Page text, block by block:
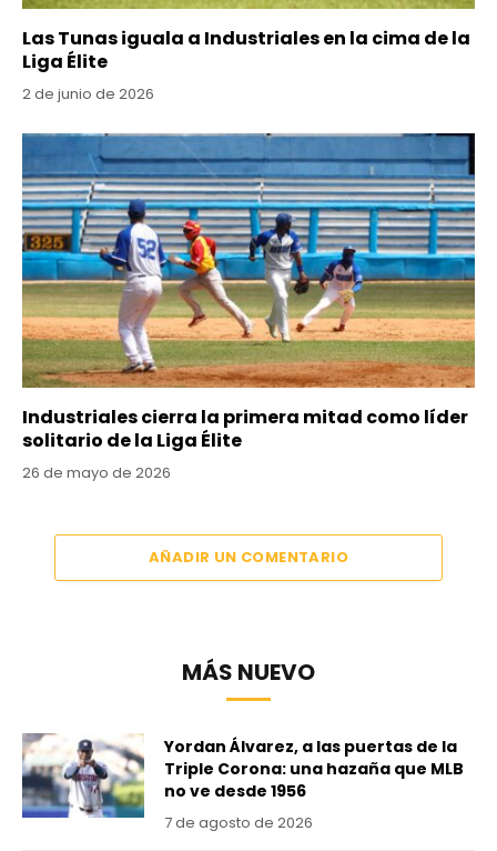
Las Tunas iguala a Industriales en la cima de la
Liga Élite
2 de junio de 2026
Industriales cierra la primera mitad como líder
solitario de la Liga Élite
26 de mayo de 2026
AÑADIR UN COMENTARIO
MÁS NUEVO
Yordan Álvarez, a las puertas de la
Triple Corona: una hazaña que MLB
no ve desde 1956
7 de agosto de 2026